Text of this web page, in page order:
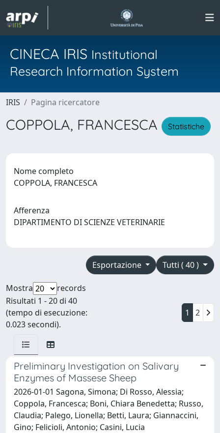
CINECA IRIS Institutional
Research Information System
IRIS Pagina ricercatore
COPPOLA, FRANCESCA Statistiche
Nome completo
COPPOLA, FRANCESCA
Afferenza
DIPARTIMENTO DI SCIENZE VETERINARIE
Tutti ( 40 )
Esportazione
Mostra
records
Risultati 1 - 20 di 40
(tempo di esecuzione:
0.023 secondi).
1 2
Preliminary Investigation on Salivary
Enzymes of Massese Sheep
2026-01-01 Sagona, Simona; Di Rosso, Alessia;
Coppola, Francesca; Boni, Chiara Benedetta; Russo,
Claudia; Palego, Lionella; Betti, Laura; Giannaccini,
Gino; Felicioli, Antonio; Casini, Lucia